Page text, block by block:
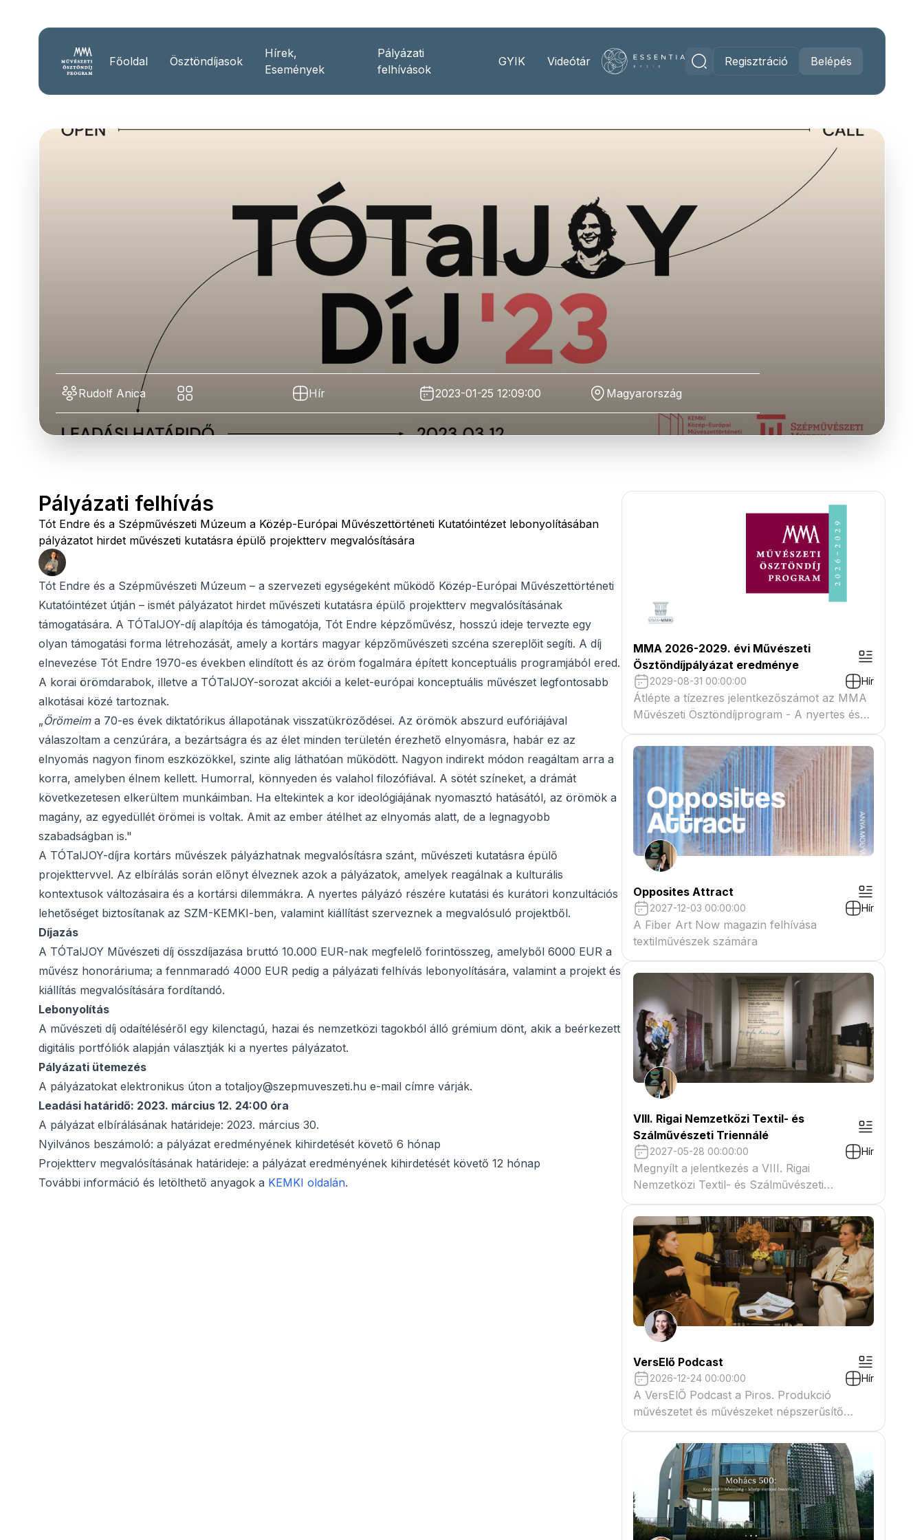
Főoldal Ösztöndíjasok
Hírek,
Események
Pályázati
felhívások
GYIK Videótár Regisztráció Belépés
Rudolf Anica Hír 2023-01-25 12:09:00 Magyarország
Pályázati felhívás
Tót Endre és a Szépművészeti Múzeum a Közép-Európai Művészettörténeti Kutatóintézet lebonyolításában
pályázatot hirdet művészeti kutatásra épülő projektterv megvalósítására
Tót Endre és a Szépművészeti Múzeum – a szervezeti egységeként működő Közép-Európai Művészettörténeti
Kutatóintézet útján – ismét pályázatot hirdet művészeti kutatásra épülő projektterv megvalósításának
támogatására. A TÓTalJOY-díj alapítója és támogatója, Tót Endre képzőművész, hosszú ideje tervezte egy
olyan támogatási forma létrehozását, amely a kortárs magyar képzőművészeti szcéna szereplőit segíti. A díj
elnevezése Tót Endre 1970-es években elindított és az öröm fogalmára épített konceptuális programjából ered.
A korai örömdarabok, illetve a TÓTalJOY-sorozat akciói a kelet-európai konceptuális művészet legfontosabb
alkotásai közé tartoznak.
„Örömeim a 70-es évek diktatórikus állapotának visszatükröződései. Az örömök abszurd eufóriájával
válaszoltam a cenzúrára, a bezártságra és az élet minden területén érezhető elnyomásra, habár ez az
elnyomás nagyon finom eszközökkel, szinte alig láthatóan működött. Nagyon indirekt módon reagáltam arra a
korra, amelyben élnem kellett. Humorral, könnyeden és valahol filozófiával. A sötét színeket, a drámát
következetesen elkerültem munkáimban. Ha eltekintek a kor ideológiájának nyomasztó hatásától, az örömök a
magány, az egyedüllét örömei is voltak. Amit az ember átélhet az elnyomás alatt, de a legnagyobb
szabadságban is."
A TÓTalJOY-díjra kortárs művészek pályázhatnak megvalósításra szánt, művészeti kutatásra épülő
projekttervvel. Az elbírálás során előnyt élveznek azok a pályázatok, amelyek reagálnak a kulturális
kontextusok változásaira és a kortársi dilemmákra. A nyertes pályázó részére kutatási és kurátori konzultációs
lehetőséget biztosítanak az SZM-KEMKI-ben, valamint kiállítást szerveznek a megvalósuló projektből.
Díjazás
A TÓTalJOY Művészeti díj összdíjazása bruttó 10.000 EUR-nak megfelelő forintösszeg, amelyből 6000 EUR a
művész honoráriuma; a fennmaradó 4000 EUR pedig a pályázati felhívás lebonyolítására, valamint a projekt és
kiállítás megvalósítására fordítandó.
Lebonyolítás
A művészeti díj odaítéléséről egy kilenctagú, hazai és nemzetközi tagokból álló grémium dönt, akik a beérkezett
digitális portfóliók alapján választják ki a nyertes pályázatot.
Pályázati ütemezés
A pályázatokat elektronikus úton a totaljoy@szepmuveszeti.hu e-mail címre várják.
Leadási határidő: 2023. március 12. 24:00 óra
A pályázat elbírálásának határideje: 2023. március 30.
Nyilvános beszámoló: a pályázat eredményének kihirdetését követő 6 hónap
Projektterv megvalósításának határideje: a pályázat eredményének kihirdetését követő 12 hónap
További információ és letölthető anyagok a KEMKI oldalán.
MMA 2026-2029. évi Művészeti
Ösztöndíjpályázat eredménye
2029-08-31 00:00:00 Hír
Átlépte a tízezres jelentkezőszámot az MMA
Művészeti Ösztöndíjprogram - A nyertes és
tartaléklistás pályázók névsora megtekinthető
a csatolmányban
Opposites Attract
2027-12-03 00:00:00 Hír
A Fiber Art Now magazin felhívása
textilművészek számára
VIII. Rigai Nemzetközi Textil- és
Szálművészeti Triennálé
2027-05-28 00:00:00 Hír
Megnyílt a jelentkezés a VIII. Rigai
Nemzetközi Textil- és Szálművészeti
Triennáléra
VersElő Podcast
2026-12-24 00:00:00 Hír
A VersElŐ Podcast a Piros. Produkció
művészetet és művészeket népszerűsítő
beszélgető műsora